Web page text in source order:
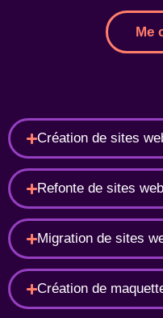
Me
Création de sites
Refonte de sites web
Migration de sites
Création de